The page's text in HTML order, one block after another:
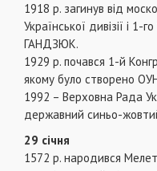
1918 р. загинув від
Української дивізії і 1-
ГАНДЗЮК.
1929 р. почався 1-й
якому було створено
1992 – Верховна Рада
державний синьо-
29 січня
1572 р. народився